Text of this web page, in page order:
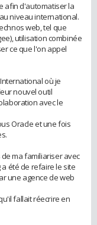
afin d'automatiser la
niveau international.
web, tel que
utilisation combinée
ce que l'on appel
où je
nouvel outil
avec le
Oracle et une fois
ma familiariser avec
été de refaire le site
une agence de web
fallait réecrire en